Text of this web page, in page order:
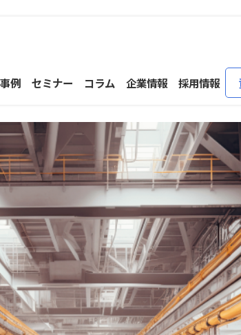
例 セミナー コラム 企業情報 採用情報